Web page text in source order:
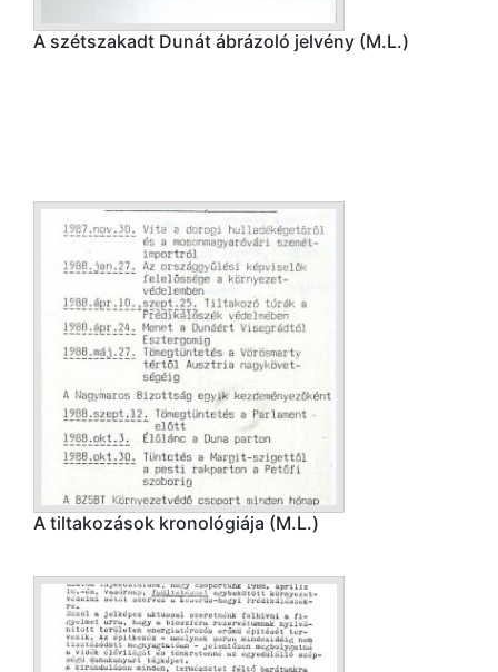
A szétszakadt Dunát ábrázoló jelvény (M.L.)
A tiltakozások kronológiája (M.L.)